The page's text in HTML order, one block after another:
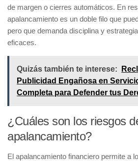
de margen o cierres automáticos. En
apalancamiento es un doble filo que
pero que demanda disciplina y
eficaces.
Quizás también te interese:
Publicidad Engañosa en
Completa para Defender tus
¿Cuáles son los riesgos
apalancamiento?
El apalancamiento financiero permite a